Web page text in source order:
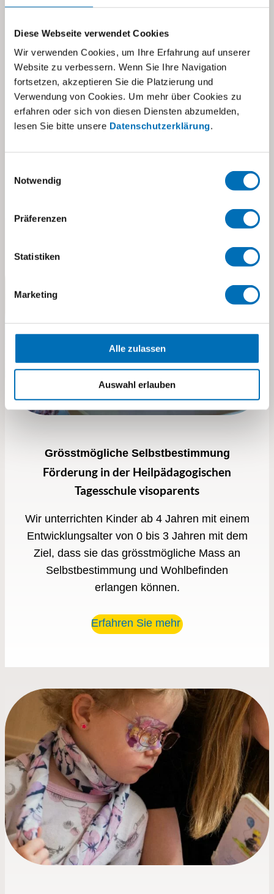
Diese Webseite verwendet Cookies
Wir verwenden Cookies, um Ihre Erfahrung auf unserer
Website zu verbessern. Wenn Sie Ihre Navigation
fortsetzen, akzeptieren Sie die Platzierung und
Verwendung von Cookies. Um mehr über Cookies zu
erfahren oder sich von diesen Diensten abzumelden,
lesen Sie bitte unsere Datenschutzerklärung.
Notwendig
Präferenzen
Statistiken
Marketing
Alle zulassen
Auswahl erlauben
Kinderhaus Imago
Ein reger Austausch zwischen internen und
externen Fachpersonen und Institutionen aus
den Bereichen Pädagogik, Medizin und Pflege
sichern dem Kind mit Behinderung die
Grösstmögliche Selbstbestimmung
Förderung in der Heilpädagogischen
Tagesschule visoparents
Wir unterrichten Kinder ab 4 Jahren mit einem
Entwicklungsalter von 0 bis 3 Jahren mit dem
Ziel, dass sie das grösstmögliche Mass an
Selbstbestimmung und Wohlbefinden
erlangen können.
Erfahren Sie mehr